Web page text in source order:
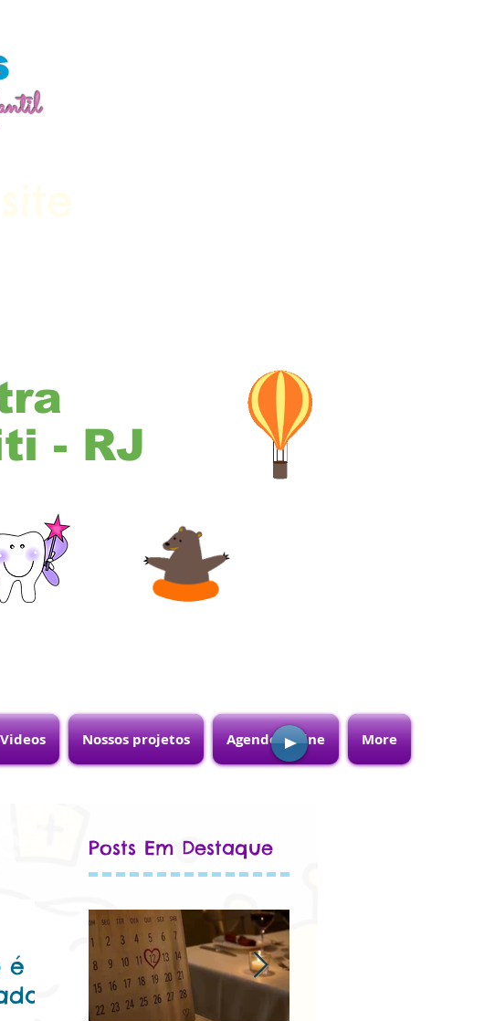
- RJ
Videos Nossos projetos Agende online More
Posts Em Destaque
é